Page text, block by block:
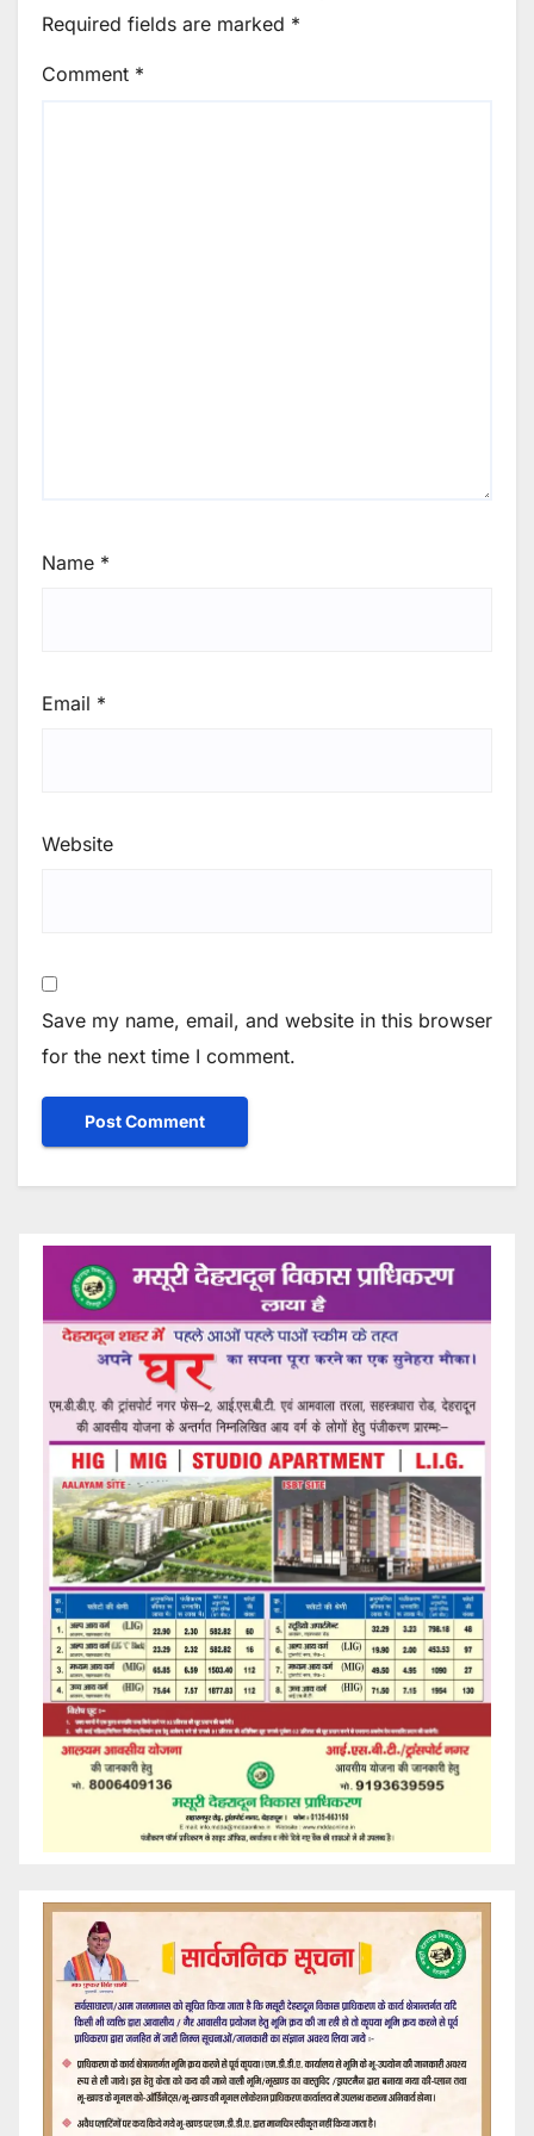
Required fields are marked *
Comment *
Name *
Email *
Website
Save my name, email, and website in this browser
for the next time I comment.